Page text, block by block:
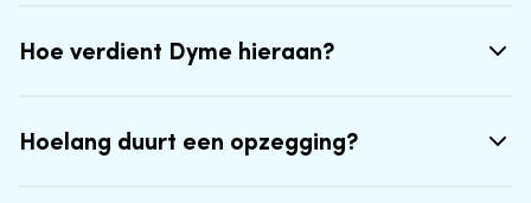
Hoe verdient Dyme hieraan?
Hoelang duurt een opzegging?